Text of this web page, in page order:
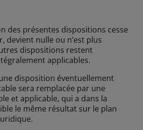
des présentes dispositions cesse
devient nulle ou n’est plus
dispositions restent
applicables.
disposition éventuellement
sera remplacée par une
et applicable, qui a dans la
le même résultat sur le plan